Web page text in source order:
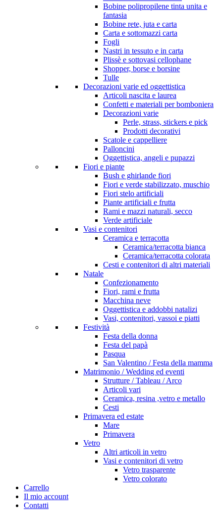
Bobine polipropilene tinta unita e
fantasia
Bobine rete, juta e carta
Carta e sottomazzi carta
Fogli
Nastri in tessuto e in carta
Plissè e sottovasi cellophane
Shopper, borse e borsine
Tulle
Decorazioni varie ed oggettistica
Articoli nascita e laurea
Confetti e materiali per bomboniera
Decorazioni varie
Perle, strass, stickers e pick
Prodotti decorativi
Scatole e cappelliere
Palloncini
Oggettistica, angeli e pupazzi
Fiori e piante
Bush e ghirlande fiori
Fiori e verde stabilizzato, muschio
Fiori stelo artificiali
Piante artificiali e frutta
Rami e mazzi naturali, secco
Verde artificiale
Vasi e contenitori
Ceramica e terracotta
Ceramica/terracotta bianca
Ceramica/terracotta colorata
Cesti e contenitori di altri materiali
Natale
Confezionamento
Fiori, rami e frutta
Macchina neve
Oggettistica e addobbi natalizi
Vasi, contenitori, vassoi e piatti
Festività
Festa della donna
Festa del papà
Pasqua
San Valentino / Festa della mamma
Matrimonio / Wedding ed eventi
Strutture / Tableau / Arco
Articoli vari
Ceramica, resina ,vetro e metallo
Cesti
Primavera ed estate
Mare
Primavera
Vetro
Altri articoli in vetro
Vasi e contenitori di vetro
Vetro trasparente
Vetro colorato
Carrello
Il mio account
Contatti